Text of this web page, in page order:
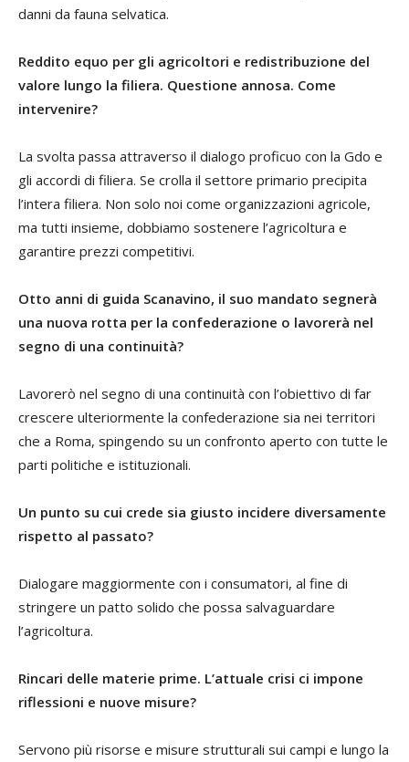
danni da fauna selvatica.
Reddito equo per gli agricoltori e redistribuzione del
valore lungo la filiera. Questione annosa. Come
intervenire?
La svolta passa attraverso il dialogo proficuo con la Gdo e
gli accordi di filiera. Se crolla il settore primario precipita
l’intera filiera. Non solo noi come organizzazioni agricole,
ma tutti insieme, dobbiamo sostenere l’agricoltura e
garantire prezzi competitivi.
Otto anni di guida Scanavino, il suo mandato segnerà
una nuova rotta per la confederazione o lavorerà nel
segno di una continuità?
Lavorerò nel segno di una continuità con l’obiettivo di far
crescere ulteriormente la confederazione sia nei territori
che a Roma, spingendo su un confronto aperto con tutte le
parti politiche e istituzionali.
Un punto su cui crede sia giusto incidere diversamente
rispetto al passato?
Dialogare maggiormente con i consumatori, al fine di
stringere un patto solido che possa salvaguardare
l’agricoltura.
Rincari delle materie prime. L’attuale crisi ci impone
riflessioni e nuove misure?
Servono più risorse e misure strutturali sui campi e lungo la